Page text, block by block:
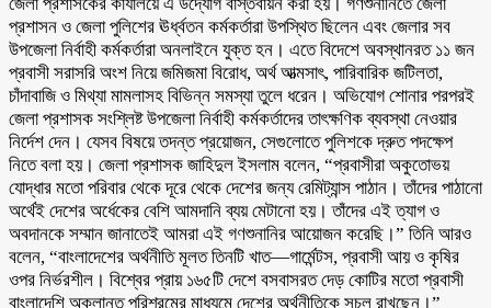
প্রশাসন ও জেলা পুলিশের ঊর্ধ্বতন কর্মকর্তারা উপস্থিত ছিলেন এবং জেলার সব
উপজেলা নির্বাহী কর্মকর্তারা অনলাইনে যুক্ত হন। এতে বিদেশে অবস্থানরত ১১ জন
প্রবাসী সরাসরি অংশ নিয়ে জমিজমা বিরোধ, অর্থ আত্মসাৎ, পারিবারিক জটিলতা,
চাঁদাবাজি ও মিথ্যা মামলাসহ বিভিন্ন সমস্যা তুলে ধরেন। অভিযোগ শোনার পরপরই
জেলা প্রশাসক সংশ্লিষ্ট উপজেলা নির্বাহী কর্মকর্তাদের তাৎক্ষণিক ব্যবস্থা নেওয়ার
নির্দেশ দেন। যেসব বিষয়ে তদন্ত প্রয়োজন, সেগুলোতে পুলিশকে দ্রুত পদক্ষেপ
নিতে বলা হয়। জেলা প্রশাসক জাহিদুল ইসলাম বলেন, “প্রবাসীরা অকুতোভয়
যোদ্ধার মতো পরিবার থেকে দূরে থেকে দেশের জন্য রেমিট্যান্স পাঠান। তাঁদের পাঠানো
অর্থেই দেশের অর্ধেকের বেশি আমদানি ব্যয় মেটানো হয়। তাঁদের এই ত্যাগ ও
অবদানকে সম্মান জানাতেই আমরা এই গণশুনানির আয়োজন করেছি।” তিনি আরও
বলেন, “বাংলাদেশের অর্থনীতি মূলত তিনটি খাত—গার্মেন্টস, প্রবাসী আয় ও কৃষির
ওপর নির্ভরশীল। বিশ্বের প্রায় ১৬৫টি দেশে বসবাসরত দেড় কোটির মতো প্রবাসী
বাংলাদেশি অক্লান্ত পরিশ্রমের মাধ্যমে দেশের অর্থনীতিকে সচল রাখছেন।”